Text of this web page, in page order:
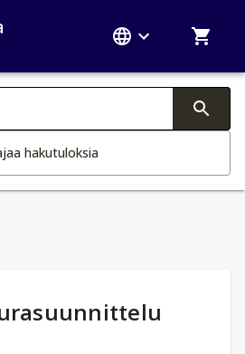
hakutuloksia
: